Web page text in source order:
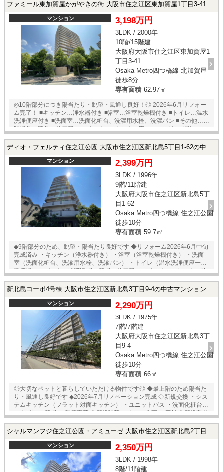
ファミール東加賀屋かがやきの街 大阪市住之江区東加賀屋1丁目3-41の中古マンション
マンション 3,198万円
3LDK / 2000年
10階/15階建
大阪府大阪市住之江区東加賀屋1
丁目3-41
Osaka Metro四つ橋線 北加賀屋
徒歩8分
専有面積 62.97㎡
◎10階部分につき陽当たり・眺望・風通し良好！◎ 2026年6月リフォー
ム完了！ ■キッチン…浄水器付き ■浴室…浴室乾燥機付き ■トイレ…温水
洗浄便座付き ■洗面室…洗面化粧台、洗濯用水栓、洗濯パン ■その他…照
明器具、建具、分電盤、スイッチコンセント ■床…フローリング貼
フロアタイル貼（玄関土間） ■壁・天井…クロス貼 ■ハウスクリーニング
マンション 2,399万円
3LDK / 1996年
9階/11階建
大阪府大阪市住之江区新北島5丁
目1-62
Osaka Metro四つ橋線 住之江公園
徒歩10分
専有面積 59.7㎡
◆9階部分のため、眺望・陽当たり良好です ◆リフォーム2026年6月中旬
完成済み ・キッチン（浄水器付き） ・浴室（浴室乾燥機付き） ・洗面
室（洗面化粧台、洗濯用水栓、洗濯パン） ・トイレ（温水洗浄便座一体
型便器） ・その他（照明器具、建具、分電盤、スイッチコンセント、給
ンフロア貼（洗面室、トイレ） フロアタイル貼（玄関土間） ・
新北島コーポ4号棟 大阪市住之江区新北島3丁目9-4の中古マンション
マンション 2,290万円
3LDK / 1975年
7階/7階建
大阪府大阪市住之江区新北島3丁
目9-4
Osaka Metro四つ橋線 住之江公園
徒歩10分
専有面積 66㎡
◎大切なペットと暮らしていただける物件です◎ ◆最上階のため陽当た
り・風通し良好です ◆2026年7月リノベーション完成 ◇新規交換 ・シス
テムキッチン（フラット対面キッチン） ・ユニットバス ・洗面化粧台
・トイレ ・建具 ・配管更新 ◇新規張替 ・クロス全室 ・床材 ◇新規取付
◆アフターサービス保証付き ・24時間365日緊急対応サービス
マンション 2,350万円
3LDK / 1998年
8階/11階建